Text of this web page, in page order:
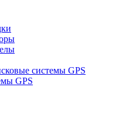
системы GPS
GPS